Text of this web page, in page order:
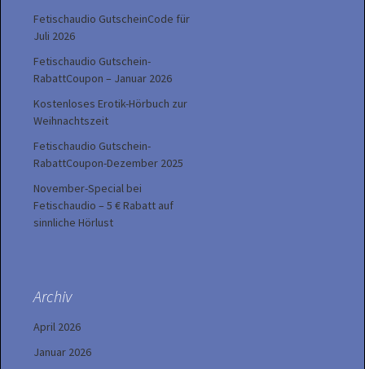
Fetischaudio GutscheinCode für
Juli 2026
Fetischaudio Gutschein-
RabattCoupon – Januar 2026
Kostenloses Erotik-Hörbuch zur
Weihnachtszeit
Fetischaudio Gutschein-
RabattCoupon-Dezember 2025
November-Special bei
Fetischaudio – 5 € Rabatt auf
sinnliche Hörlust
Archiv
April 2026
Januar 2026